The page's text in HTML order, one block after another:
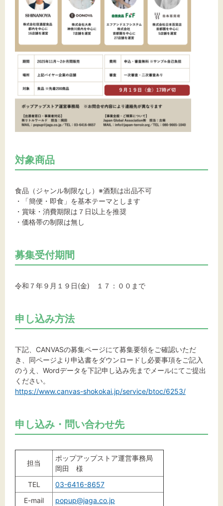
対象商品
食品（ジャンル制限なし）※酒類は出品不可
・「簡便・即食」を基本テーマとします
・賞味・消費期限は７日以上を推奨
・価格帯の制限は無し
募集受付期間
令和７年９月１９日(金) １７：００まで
申し込み方法
下記、CANVASの募集ページにて募集要領をご確認いただ
き、同ページより申込書をダウンロードし必要事項をご記入
のうえ、Wordデータを下記申し込み先までメールにてご提出
ください。
https://www.canvas-shokokai.jp/service/btoc/6253/
申し込み・問い合わせ先
担当
ポップアップストア運営事務局
岡田 様
TEL
03-6416-8657
E-mail
popup@jaga.co.jp